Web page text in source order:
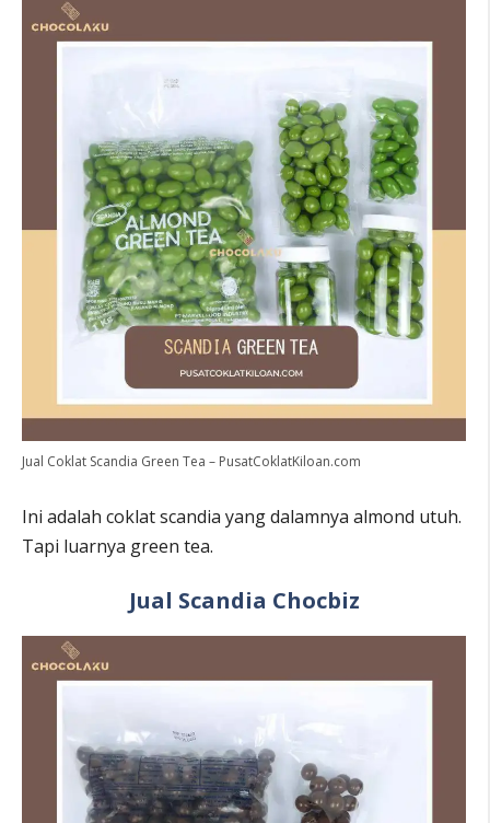
Jual Coklat Scandia Green Tea – PusatCoklatKiloan.com
Ini adalah coklat scandia yang dalamnya almond utuh.
Tapi luarnya green tea.
Jual Scandia Chocbiz